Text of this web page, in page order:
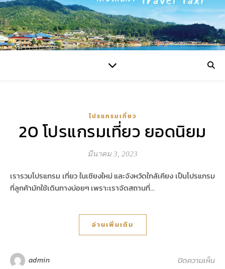
โปรแกรมเที่ยว
20 โปรแกรมเที่ยว ยอดนิยม
มีนาคม 3, 2023
เรารวมโปรแกรม เที่ยว ในเชียงใหม่ และจังหวัดใกล้เคียง เป็นโปรแกรม
ที่ลูกค้ามักใช้เดินทางบ่อยๆ เพราะเราจัดสถานที่…
อ่านเพิ่มเติม
admin ปิดความเห็นบน